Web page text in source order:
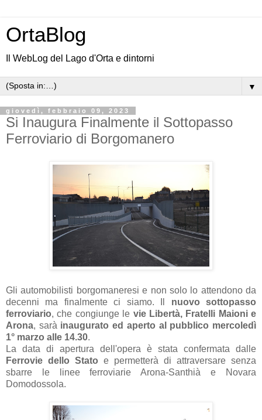
OrtaBlog
Il WebLog del Lago d'Orta e dintorni
▼
giovedì, febbraio 09, 2023
Si Inaugura Finalmente il Sottopasso
Ferroviario di Borgomanero
Gli automobilisti borgomaneresi e non solo lo attendono da
decenni ma finalmente ci siamo. Il nuovo sottopasso
ferroviario, che congiunge le vie Libertà, Fratelli Maioni e
Arona, sarà inaugurato ed aperto al pubblico mercoledì
1° marzo alle 14.30.
La data di apertura dell'opera è stata confermata dalle
Ferrovie dello Stato e permetterà di attraversare senza
sbarre le linee ferroviarie Arona-Santhià e Novara
Domodossola.